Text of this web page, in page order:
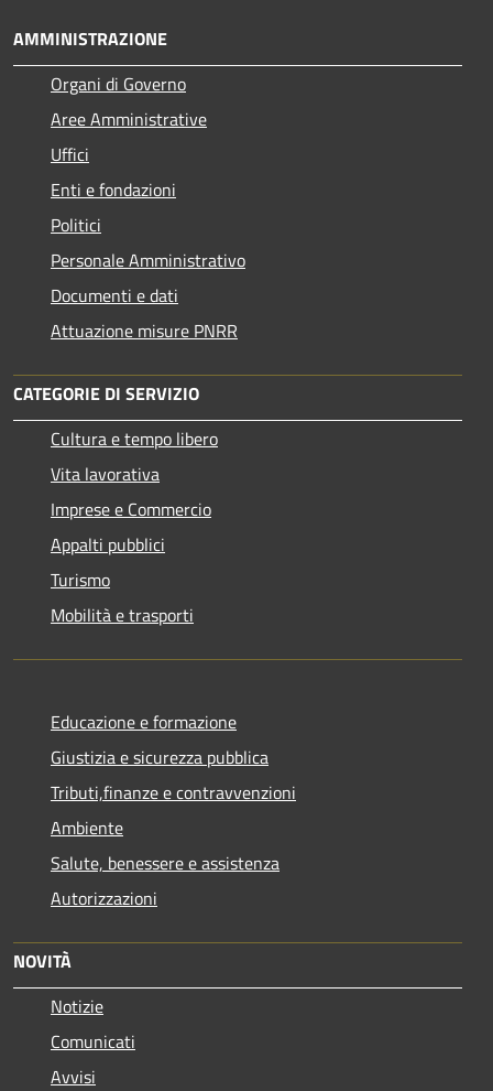
AMMINISTRAZIONE
Organi di Governo
Aree Amministrative
Uffici
Enti e fondazioni
Politici
Personale Amministrativo
Documenti e dati
Attuazione misure PNRR
CATEGORIE DI SERVIZIO
Cultura e tempo libero
Vita lavorativa
Imprese e Commercio
Appalti pubblici
Turismo
Mobilità e trasporti
Educazione e formazione
Giustizia e sicurezza pubblica
Tributi,finanze e contravvenzioni
Ambiente
Salute, benessere e assistenza
Autorizzazioni
NOVITÀ
Notizie
Comunicati
Avvisi